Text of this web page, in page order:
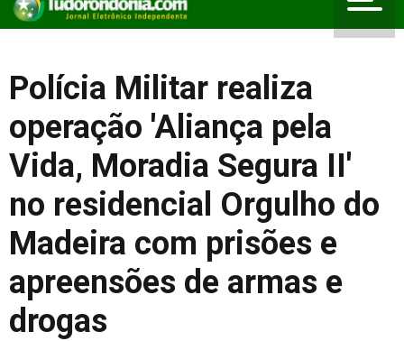
Polícia Militar realiza
operação 'Aliança pela
Vida, Moradia Segura II'
no residencial Orgulho do
Madeira com prisões e
apreensões de armas e
drogas